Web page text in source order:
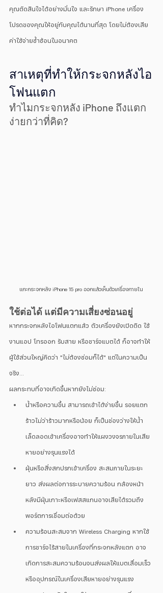
คุณตัดสินใจได้อย่างมั่นใจ และรักษา iPhone เครื่อง
โปรดของคุณให้อยู่กับคุณได้นานที่สุด โดยไม่ต้องเสีย
ค่าใช้จ่ายซ้ำซ้อนในอนาคต
สาเหตุที่ทำให้กระจกหลังไอ
โฟนแตก
ทำไมกระจกหลัง iPhone ถึงแตก
ง่ายกว่าที่คิด?
แกะกระจกหลัง iPhone 15 pro ออกแล้วเห็นตัวเครื่องภายใน
ใช้ต่อได้ แต่มีความเสี่ยงซ่อนอยู่
หากกระจกหลังไอโฟนแตกแล้ว ตัวเครื่องยังเปิดติด ใช้
งานแอป โทรออก รับสาย หรือชาร์จแบตได้ ก็อาจทำให้
ผู้ใช้ส่วนใหญ่คิดว่า "ไม่ต้องซ่อมก็ได้" แต่ในความเป็น
จริง…
ผลกระทบที่อาจเกิดขึ้นหากยังไม่ซ่อม:
น้ำหรือความขึ้น สามารถเข้าได้ง่ายขึ้น รอยแตก
ร้าวไม่ว่าร้าวมากหรือน้อย ก็เป็นช่องว่างให้น้ำ
เล็ดลอดเข้าเครื่องอาจทำให้แผงวงจรภายในเสีย
หายอย่างรุนแรงได้
ฝุ่นหรือสิ่งสกปรกเข้าเครื่อง สะสมภายในระยะ
ยาว ส่งผลต่อการระบายความร้อน กล้องหน้า
หลังมีฝุ่นเกาะหรือเฟสสแกนอาจเสียได้รวมถึง
พอร์ตการเชื่อมต่อด้วย
ความร้อนสะสมจาก Wireless Charging หากใช้
การชาร์จไร้สายในเครื่องที่กระจกหลังแตก อาจ
เกิดการสะสมความร้อนจนส่งผลให้แบตเสื่อมเร็ว
หรืออุปกรณ์ในเครื่องเสียหายอย่างรุนแรง